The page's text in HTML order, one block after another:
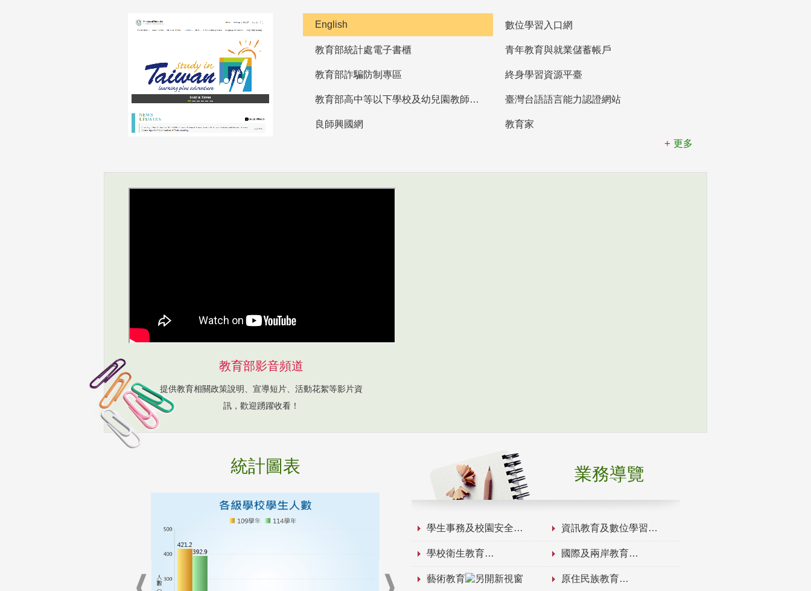
English 數位學習入口網
教育部統計處電子書櫃 青年教育與就業儲蓄帳戶
教育部詐騙防制專區 終身學習資源平臺
教育部高中等以下學校及幼兒園教師資格檢定考試 臺灣台語語言能力認證網站
良師興國網
教育家
更多
教育部影音頻道
提供教育相關政策說明、宣導短片、活動花絮等影片資
訊，歡迎踴躍收看！
統計圖表 業務導覽
學生事務及校園安全 資訊教育及數位學習
學校衛生教育 國際及兩岸教育
藝術教育 原住民族教育